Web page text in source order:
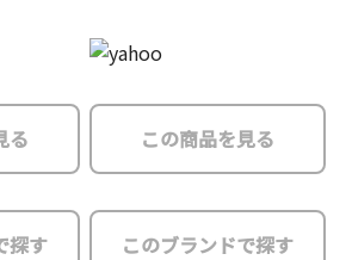
る
探す
この商品を見る
このブランドで探す